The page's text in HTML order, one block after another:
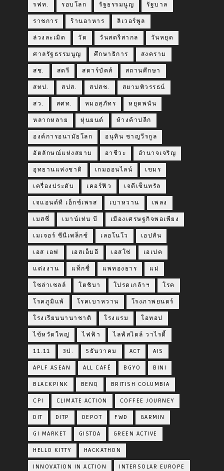
รฟท. รอบโลก รัฐธรรมนูญ รัฐบาล
ราชการ ร้านอาหาร ลิเวอร์พูล
ล่วงละเมิด วัด วันสตรีสากล วันหยุด
ศาลรัฐธรรมนูญ ศึกษาธิการ สงคราม
สช. สตรี สตาร์บัคส์ สถานศึกษา
สทป. สปส. สปสช. สยามพิวรรธน์
สว. สศท. หมอสุภัทร หยุดพนัน
หลากหลาย หุ่นยนต์ ห้างค้าปลีก
องค์การอนามัยโลก อนุทิน ชาญวีรกูล
อัตลักษณ์แห่งสยาม อาชีวะ อำนาจเจริญ
อุทยานแห่งชาติ เกมออนไลน์ เขมร
เครื่องประดับ เคอร์ฟิว เจดีเซ็นทรัล
เจแอนด์ที เอ็กซ์เพรส เบาหวาน เพลง
เมสซี่ เมาน์เท่น บี เมืองเศรษฐกิจพอเพียง
เมเจอร์ ซีนีเพล็กซ์ เลอโนโว เอปสัน
เอส เอฟ เอสเอ็มอี เอสโซ่ เอเปค
แต่งงาน แท็กซี่ แพทองธาร แม่
โซล่าเซลล์ โตชิบา โปรดเกล้าฯ โรค
โรคภูมิแพ้ โรคเบาหวาน โรงภาพยนตร์
โรงเรียนนานาชาติ โรงแรม โอทอป
ไข้หวัดใหญ่ ไฟฟ้า ไลฟ์สไตล์ วาไรตี้
11.11 3ป. 5ธันวาคม ACT AIS
APLF ASEAN ALL CAFÉ BGYO BINI
BLACKPINK BENQ BRITISH COLUMBIA
CPI CLIMATE ACTION COFFEE JOURNEY
DIT DITP DEPOT FWD GARMIN
GI MARKET GISTDA GREEN ACTIVE
HELLO KITTY HACKATHON
INNOVATION IN ACTION INTERSOLAR EUROPE